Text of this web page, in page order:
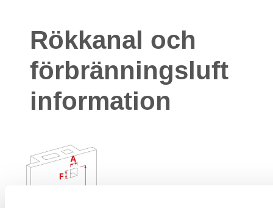
Rökkanal och
förbränningsluft
information